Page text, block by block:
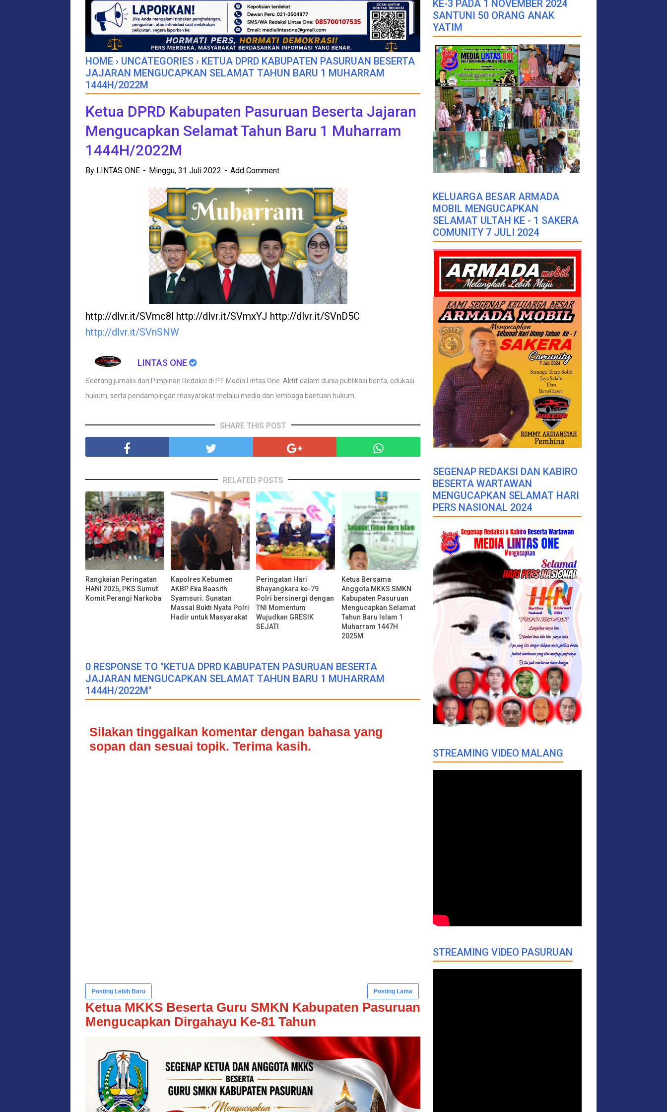
HOME › UNCATEGORIES › KETUA DPRD KABUPATEN PASURUAN BESERTA
JAJARAN MENGUCAPKAN SELAMAT TAHUN BARU 1 MUHARRAM
1444H/2022M
Ketua DPRD Kabupaten Pasuruan Beserta Jajaran
Mengucapkan Selamat Tahun Baru 1 Muharram
1444H/2022M
By LINTAS ONE Minggu, 31 Juli 2022 Add Comment
http://dlvr.it/SVmc8l http://dlvr.it/SVmxYJ http://dlvr.it/SVnD5C
http://dlvr.it/SVnSNW
LINTAS ONE
Seorang jurnalis dan Pimpinan Redaksi di PT Media Lintas One. Aktif dalam dunia publikasi berita, edukasi
hukum, serta pendampingan masyarakat melalui media dan lembaga bantuan hukum.
SHARE THIS POST
RELATED POSTS
Rangkaian Peringatan
HANI 2025, PKS Sumut
Komit Perangi Narkoba
Kapolres Kebumen
AKBP Eka Baasith
Syamsuri: Sunatan
Massal Bukti Nyata Polri
Hadir untuk Masyarakat
Peringatan Hari
Bhayangkara ke-79
Polri bersinergi dengan
TNI Momentum
Wujudkan GRESIK
SEJATI
Ketua Bersama
Anggota MKKS SMKN
Kabupaten Pasuruan
Mengucapkan Selamat
Tahun Baru Islam 1
Muharram 1447H
2025M
0 RESPONSE TO "KETUA DPRD KABUPATEN PASURUAN BESERTA
JAJARAN MENGUCAPKAN SELAMAT TAHUN BARU 1 MUHARRAM
1444H/2022M"
Silakan tinggalkan komentar dengan bahasa yang
sopan dan sesuai topik. Terima kasih.
Posting Lebih Baru Posting Lama
Ketua MKKS Beserta Guru SMKN Kabupaten Pasuruan
Mengucapkan Dirgahayu Ke-81 Tahun
KE-3 PADA 1 NOVEMBER 2024
SANTUNI 50 ORANG ANAK
YATIM
KELUARGA BESAR ARMADA
MOBIL MENGUCAPKAN
SELAMAT ULTAH KE - 1 SAKERA
COMUNITY 7 JULI 2024
SEGENAP REDAKSI DAN KABIRO
BESERTA WARTAWAN
MENGUCAPKAN SELAMAT HARI
PERS NASIONAL 2024
STREAMING VIDEO MALANG
STREAMING VIDEO PASURUAN